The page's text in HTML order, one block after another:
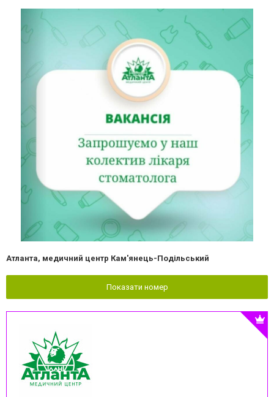
Атланта, медичний центр Кам'янець-Подільський
Показати номер